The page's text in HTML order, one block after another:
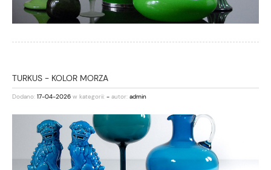
TURKUS - KOLOR MORZA
Dodano: 17-04-2026 w kategorii: - autor: admin